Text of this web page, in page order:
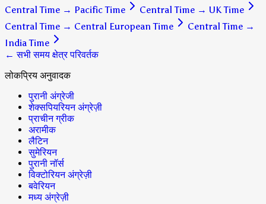
Central Time → Pacific Time Central Time → UK Time
Central Time → Central European Time Central Time →
India Time
← सभी समय क्षेत्र परिवर्तक
लोकप्रिय अनुवादक
पुरानी अंग्रेजी
शेक्सपियरियन अंग्रेज़ी
प्राचीन ग्रीक
अरामीक
लैटिन
सुमेरियन
पुरानी नॉर्स
विक्टोरियन अंग्रेज़ी
बवेरियन
मध्य अंग्रेज़ी